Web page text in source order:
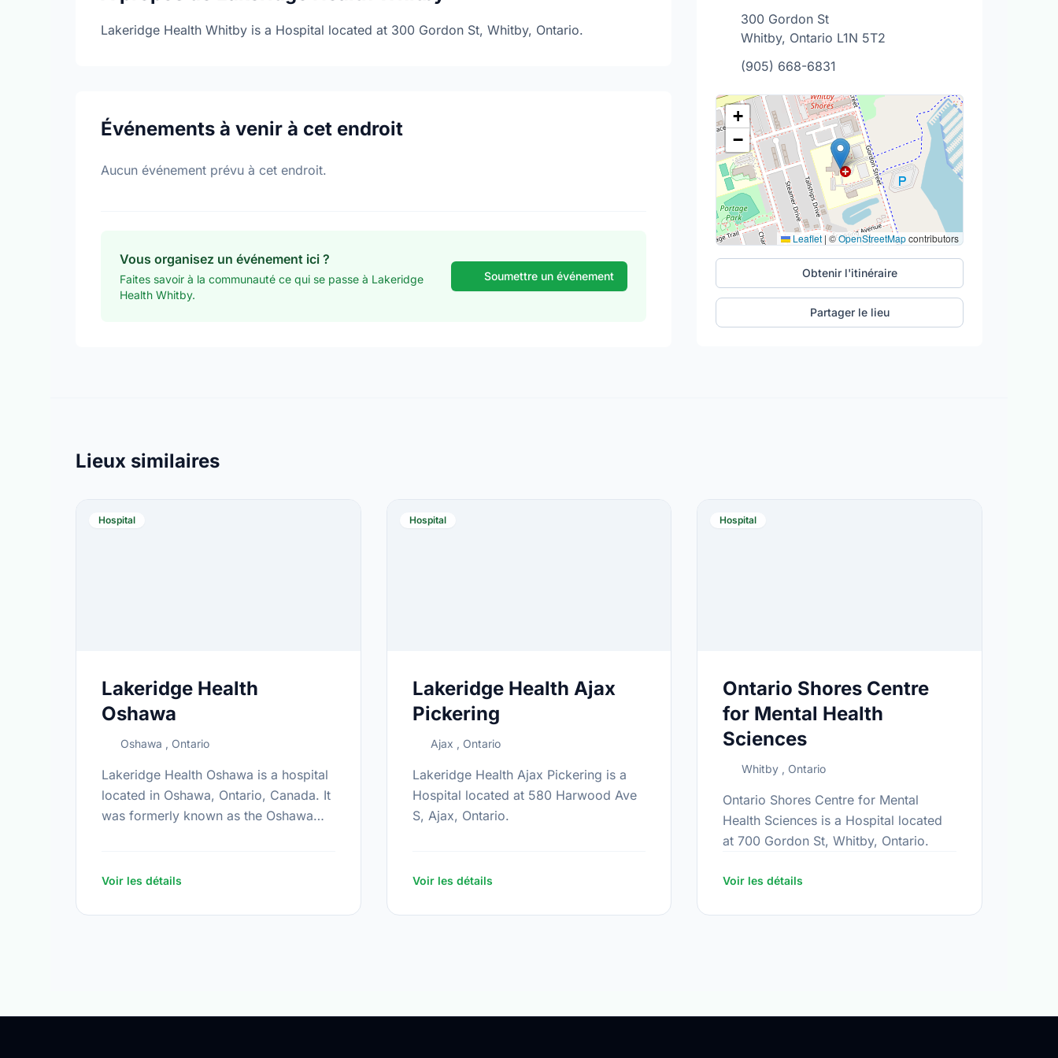
Lakeridge Health Whitby is a Hospital located at 300 Gordon St, Whitby, Ontario.
Événements à venir à cet endroit
Aucun événement prévu à cet endroit.
Vous organisez un événement ici ?
Faites savoir à la communauté ce qui se passe à Lakeridge
Health Whitby.
Soumettre un événement
300 Gordon St
Whitby, Ontario L1N 5T2
(905) 668-6831
+
−
Leaflet | ©OpenStreetMapcontributors
Obtenir l'itinéraire
Partager le lieu
Lieux similaires
Hospital
Lakeridge Health
Oshawa
Oshawa , Ontario
Lakeridge Health Oshawa is a hospital
located in Oshawa, Ontario, Canada. It
was formerly known as the Oshawa
Voir les détails
Hospital
Lakeridge Health Ajax
Pickering
Ajax , Ontario
Lakeridge Health Ajax Pickering is a
Hospital located at 580 Harwood Ave
S, Ajax, Ontario.
Voir les détails
Hospital
Ontario Shores Centre
for Mental Health
Sciences
Whitby , Ontario
Ontario Shores Centre for Mental
Health Sciences is a Hospital located
at 700 Gordon St, Whitby, Ontario.
Voir les détails